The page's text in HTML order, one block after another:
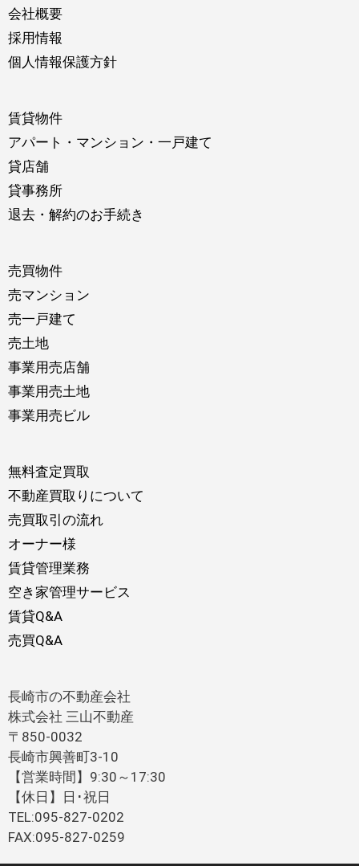
会社概要
採用情報
個人情報保護方針
賃貸物件
アパート・マンション・一戸建て
貸店舗
貸事務所
退去・解約のお手続き
売買物件
売マンション
売一戸建て
売土地
事業用売店舗
事業用売土地
事業用売ビル
無料査定買取
不動産買取りについて
売買取引の流れ
オーナー様
賃貸管理業務
空き家管理サービス
賃貸Q&A
売買Q&A
長崎市の不動産会社
株式会社 三山不動産
〒850-0032
長崎市興善町3-10
【営業時間】9:30～17:30
【休日】日･祝日
TEL:095-827-0202
FAX:095-827-0259